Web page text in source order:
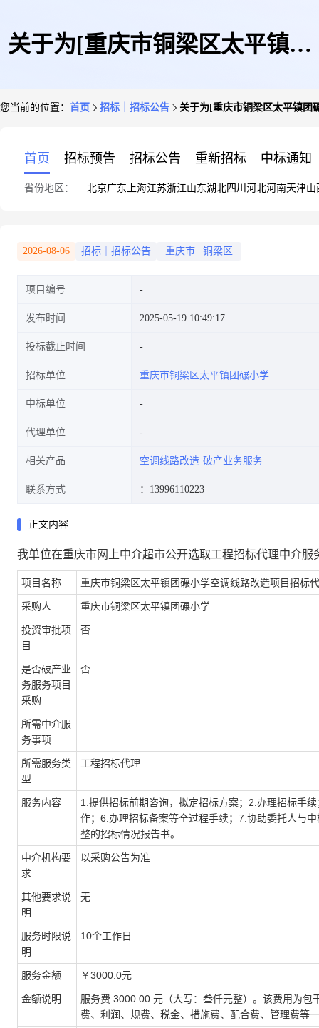
关于为[重庆市铜梁区太平镇团
构的公告
您当前的位置： 首页 招标｜招标公告 关于为[重庆市铜梁区太平镇团
首页 招标预告 招标公告 重新招标 中标通知
省份地区： 北京广东 上海江苏浙江山东湖北四川 河北河南天津山
2026-08-06 招标｜招标公告 重庆市 铜梁区
项目编号
发布时间 2025-05-19 10:49:17
投标截止时间
招标单位 重庆市铜梁区太平镇团碾小学
中标单位
代理单位
相关产品 空调线路改造 破产业务服务
联系方式 ：13996110223
正文内容
我单位在重庆市网上中介超市公开选取工程招标代理中介
项目名称 重庆市铜梁区太平镇团碾小学空调线路改造项目招标
采购人 重庆市铜梁区太平镇团碾小学
投资审批项
目
否
是否破产业
务服务项目
采购
否
所需中介服
务事项
所需服务类
型
工程招标代理
服务内容
1.提供招标前期咨询，拟定招标方案；2.办理招标手
作；6.办理招标备案等全过程手续；7.协助委托人与
整的招标情况报告书。
中介机构要
求
以采购公告为准
其他要求说
明
无
服务时限说
明
10个工作日
服务金额 ￥3000.0元
金额说明
服务费 3000.00 元（大写：叁仟元整）。该费用为
费、利润、规费、税金、措施费、配合费、管理费等